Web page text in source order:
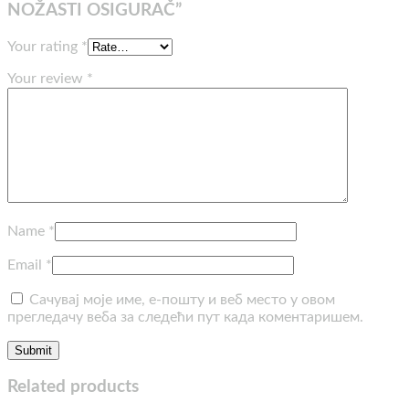
NOŽASTI OSIGURAČ”
Your rating *
Your review *
Name *
Email *
Сачувај моје име, е-пошту и веб место у овом
прегледачу веба за следећи пут када коментаришем.
Related products